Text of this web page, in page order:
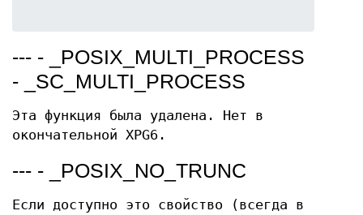
--- - _POSIX_MULTI_PROCESS
- _SC_MULTI_PROCESS
Эта функция была удалена. Нет в
окончательной XPG6.
--- - _POSIX_NO_TRUNC
Если доступно это свойство (всегда в